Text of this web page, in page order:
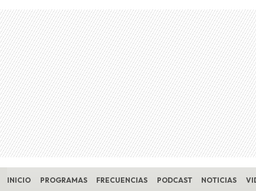
Skip to main content
INICIO PROGRAMAS FRECUENCIAS PODCAST NOTICIAS